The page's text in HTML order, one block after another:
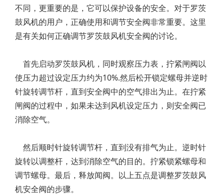
不同，更重要的是，它可以保护设备的安全。对于罗茨
鼓风机的用户，正确使用和调节安全阀非常重要。这里
是有关如何正确调节罗茨鼓风机安全阀的讨论。
首先启动罗茨鼓风机，同时观察压力表，拧紧闸阀以
使压力超过设定压力约为10%.然后松开锁定螺母并逆时
针旋转调节杆，直到安全阀中的空气排出为止。在拧紧
闸阀的过程中，如果未达到风机设定压力，则安全阀已
消除空气。
然后顺时针旋转调节杆，直到没有排气为止。逆时针
旋转以调整杆，达到消除空气的目的。拧紧锁紧螺母和
调节螺母。最后，释放闻阀。以上五点是调整罗茨鼓风
机安全阀的步骤。